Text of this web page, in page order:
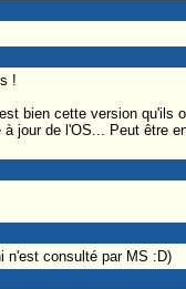
!
bien cette version qu'ils
jour de l'OS... Peut être
n'est consulté par MS :D)